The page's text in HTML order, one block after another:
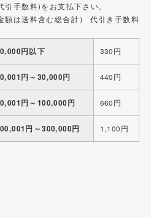
引手数料)をお支払下さい。
額は送料含む総合計） 代引き手数料
円以下 330円
円～30,000円 440円
円～100,000円 660円
円～300,000円 1,100円